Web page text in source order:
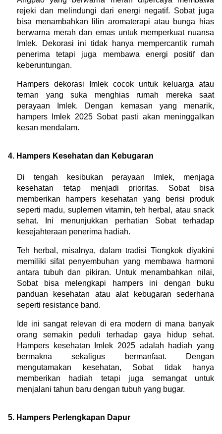
rejeki dan melindungi dari energi negatif. Sobat juga
bisa menambahkan lilin aromaterapi atau bunga hias
berwarna merah dan emas untuk memperkuat nuansa
Imlek. Dekorasi ini tidak hanya mempercantik rumah
penerima tetapi juga membawa energi positif dan
keberuntungan.
Hampers dekorasi Imlek cocok untuk keluarga atau
teman yang suka menghias rumah mereka saat
perayaan Imlek. Dengan kemasan yang menarik,
hampers Imlek 2025 Sobat pasti akan meninggalkan
kesan mendalam.
4. Hampers Kesehatan dan Kebugaran
Di tengah kesibukan perayaan Imlek, menjaga
kesehatan tetap menjadi prioritas. Sobat bisa
memberikan hampers kesehatan yang berisi produk
seperti madu, suplemen vitamin, teh herbal, atau snack
sehat. Ini menunjukkan perhatian Sobat terhadap
kesejahteraan penerima hadiah.
Teh herbal, misalnya, dalam tradisi Tiongkok diyakini
memiliki sifat penyembuhan yang membawa harmoni
antara tubuh dan pikiran. Untuk menambahkan nilai,
Sobat bisa melengkapi hampers ini dengan buku
panduan kesehatan atau alat kebugaran sederhana
seperti resistance band.
Ide ini sangat relevan di era modern di mana banyak
orang semakin peduli terhadap gaya hidup sehat.
Hampers kesehatan Imlek 2025 adalah hadiah yang
bermakna sekaligus bermanfaat. Dengan
mengutamakan kesehatan, Sobat tidak hanya
memberikan hadiah tetapi juga semangat untuk
menjalani tahun baru dengan tubuh yang bugar.
5. Hampers Perlengkapan Dapur